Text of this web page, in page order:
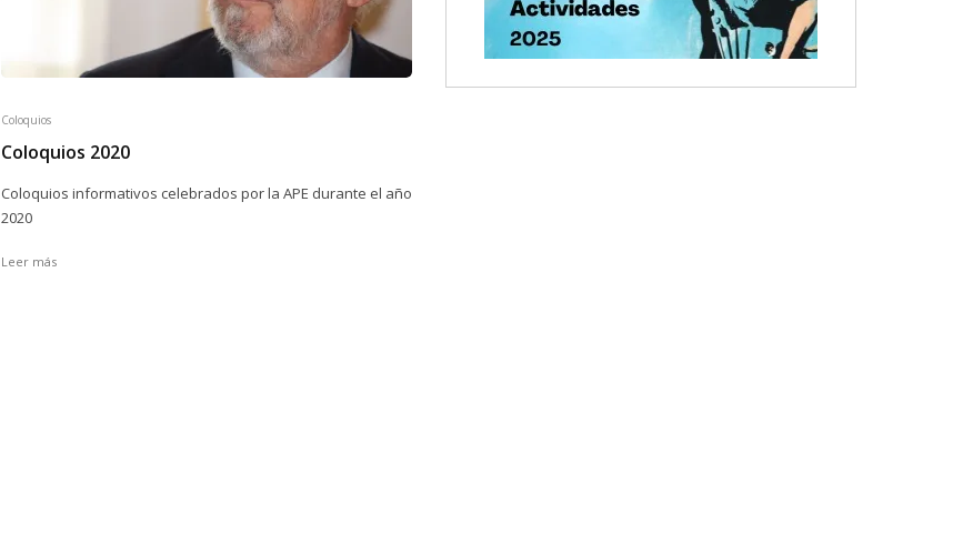
Coloquios
Coloquios 2020
Coloquios informativos celebrados por la APE durante el año
2020
Leer más